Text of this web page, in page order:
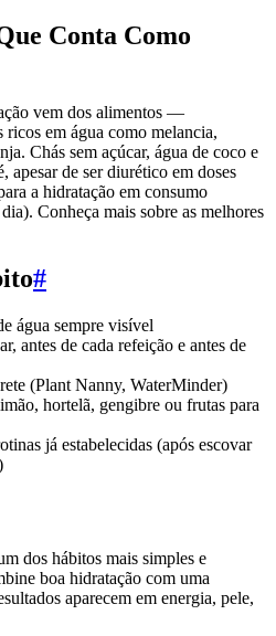
Conta Como
vem dos alimentos —
ricos em água como melancia,
Chás sem açúcar, água de coco e
apesar de ser diurético em doses
a hidratação em consumo
Conheça mais sobre as melhores
#
água sempre visível
antes de cada refeição e antes de
(Plant Nanny, WaterMinder)
hortelã, gengibre ou frutas para
já estabelecidas (após escovar
dos hábitos mais simples e
boa hidratação com uma
aparecem em energia, pele,